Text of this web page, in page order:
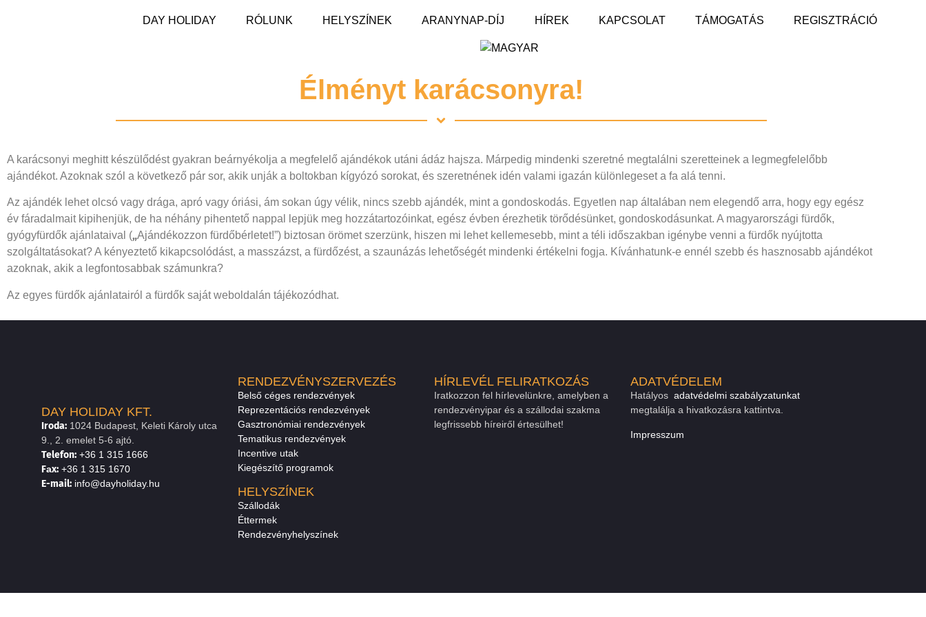
DAY HOLIDAY RÓLUNK HELYSZÍNEK ARANYNAP-DÍJ HÍREK KAPCSOLAT TÁMOGATÁS REGISZTRÁCIÓ
Élményt karácsonyra!
A karácsonyi meghitt készülődést gyakran beárnyékolja a megfelelő ajándékok utáni ádáz hajsza. Márpedig mindenki szeretné megtalálni szeretteinek a legmegfelelőbb
ajándékot. Azoknak szól a következő pár sor, akik unják a boltokban kígyózó sorokat, és szeretnének idén valami igazán különlegeset a fa alá tenni.
Az ajándék lehet olcsó vagy drága, apró vagy óriási, ám sokan úgy vélik, nincs szebb ajándék, mint a gondoskodás. Egyetlen nap általában nem elegendő arra, hogy egy egész
év fáradalmait kipihenjük, de ha néhány pihentető nappal lepjük meg hozzátartozóinkat, egész évben érezhetik törődésünket, gondoskodásunkat. A magyarországi fürdők,
gyógyfürdők ajánlataival („Ajándékozzon fürdőbérletet!”) biztosan örömet szerzünk, hiszen mi lehet kellemesebb, mint a téli időszakban igénybe venni a fürdők nyújtotta
szolgáltatásokat? A kényeztető kikapcsolódást, a masszázst, a fürdőzést, a szaunázás lehetőségét mindenki értékelni fogja. Kívánhatunk-e ennél szebb és hasznosabb ajándékot
azoknak, akik a legfontosabbak számunkra?
Az egyes fürdők ajánlatairól a fürdők saját weboldalán tájékozódhat.
DAY HOLIDAY KFT.
Iroda: 1024 Budapest, Keleti Károly utca
9., 2. emelet 5-6 ajtó.
Telefon: +36 1 315 1666
Fax: +36 1 315 1670
E-mail: info@dayholiday.hu
RENDEZVÉNYSZERVEZÉS
Belső céges rendezvények
Reprezentációs rendezvények
Gasztronómiai rendezvények
Tematikus rendezvények
Incentive utak
Kiegészítő programok
HELYSZÍNEK
Szállodák
Éttermek
Rendezvényhelyszínek
HÍRLEVÉL FELIRATKOZÁS
Iratkozzon fel hírlevelünkre, amelyben a
rendezvényipar és a szállodai szakma
legfrissebb híreiről értesülhet!
ADATVÉDELEM
Hatályos adatvédelmi szabályzatunkat
megtalálja a hivatkozásra kattintva.
Impresszum